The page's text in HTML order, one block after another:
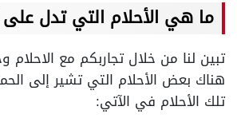
ما هي الأحلام التي تدل على
تبين لنا من خلال تجاربكم مع الاحلام
هناك بعض الأحلام التي تشير إلى
تلك الأحلام في الآتي: